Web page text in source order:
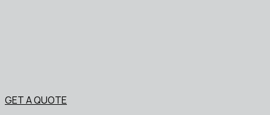
GET A QUOTE